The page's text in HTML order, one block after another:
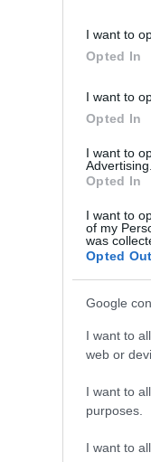
I want to
Opted In
I want to
Opted In
I want to
Advertising.
Opted In
I want to
of my
was
Opted Out
Google
I want to
web or
I want to
purposes.
I want to